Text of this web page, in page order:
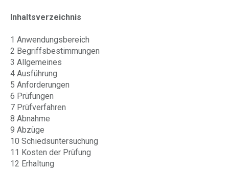
Inhaltsverzeichnis
1 Anwendungsbereich
2 Begriffsbestimmungen
3 Allgemeines
4 Ausführung
5 Anforderungen
6 Prüfungen
7 Prüfverfahren
8 Abnahme
9 Abzüge
10 Schiedsuntersuchung
11 Kosten der Prüfung
12 Erhaltung